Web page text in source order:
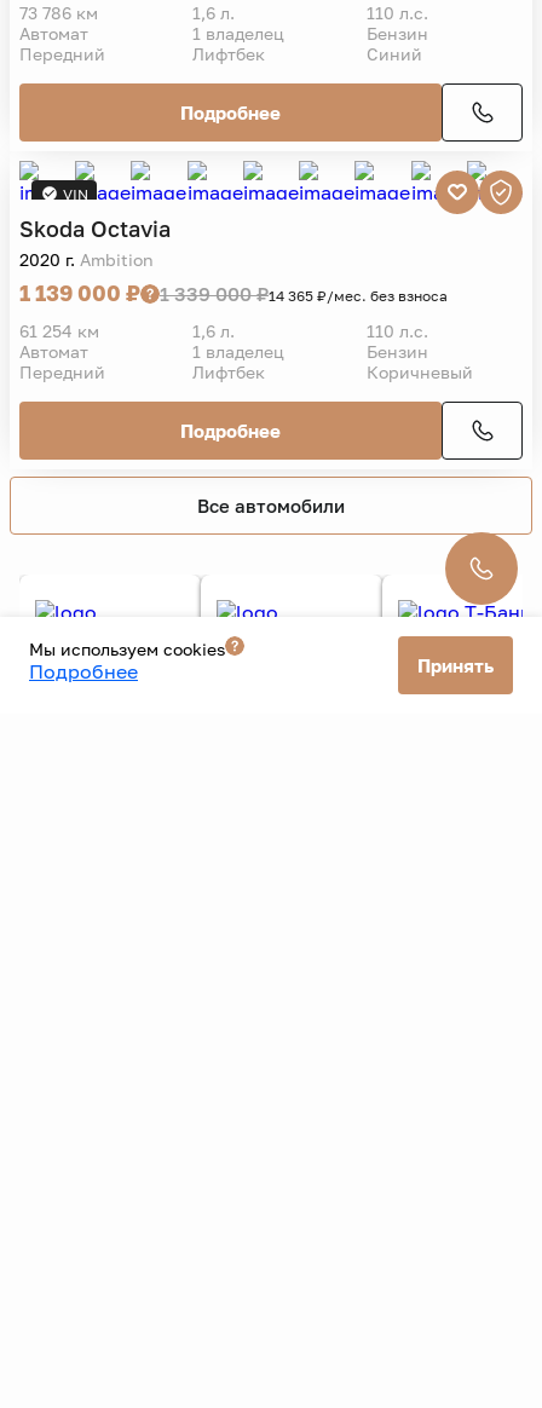
Skoda
669 000 ₽ 769 000 ₽ 8 438 ₽/мес. без взноса
73 786 км 1,6 л.
110 л.с.
Автомат
Передний
Подробнее
VIN
Skoda
1 139 000 ₽ 1 339 000 ₽14 365 ₽/мес. без взноса
1,6 л.
Автомат
1 владелец
Бензин
Коричневый
Подробнее
Мы используем cookies
Подробнее Принять